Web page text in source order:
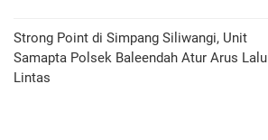
Strong Point di Simpang Siliwangi, Unit
Samapta Polsek Baleendah Atur Arus Lalu
Lintas